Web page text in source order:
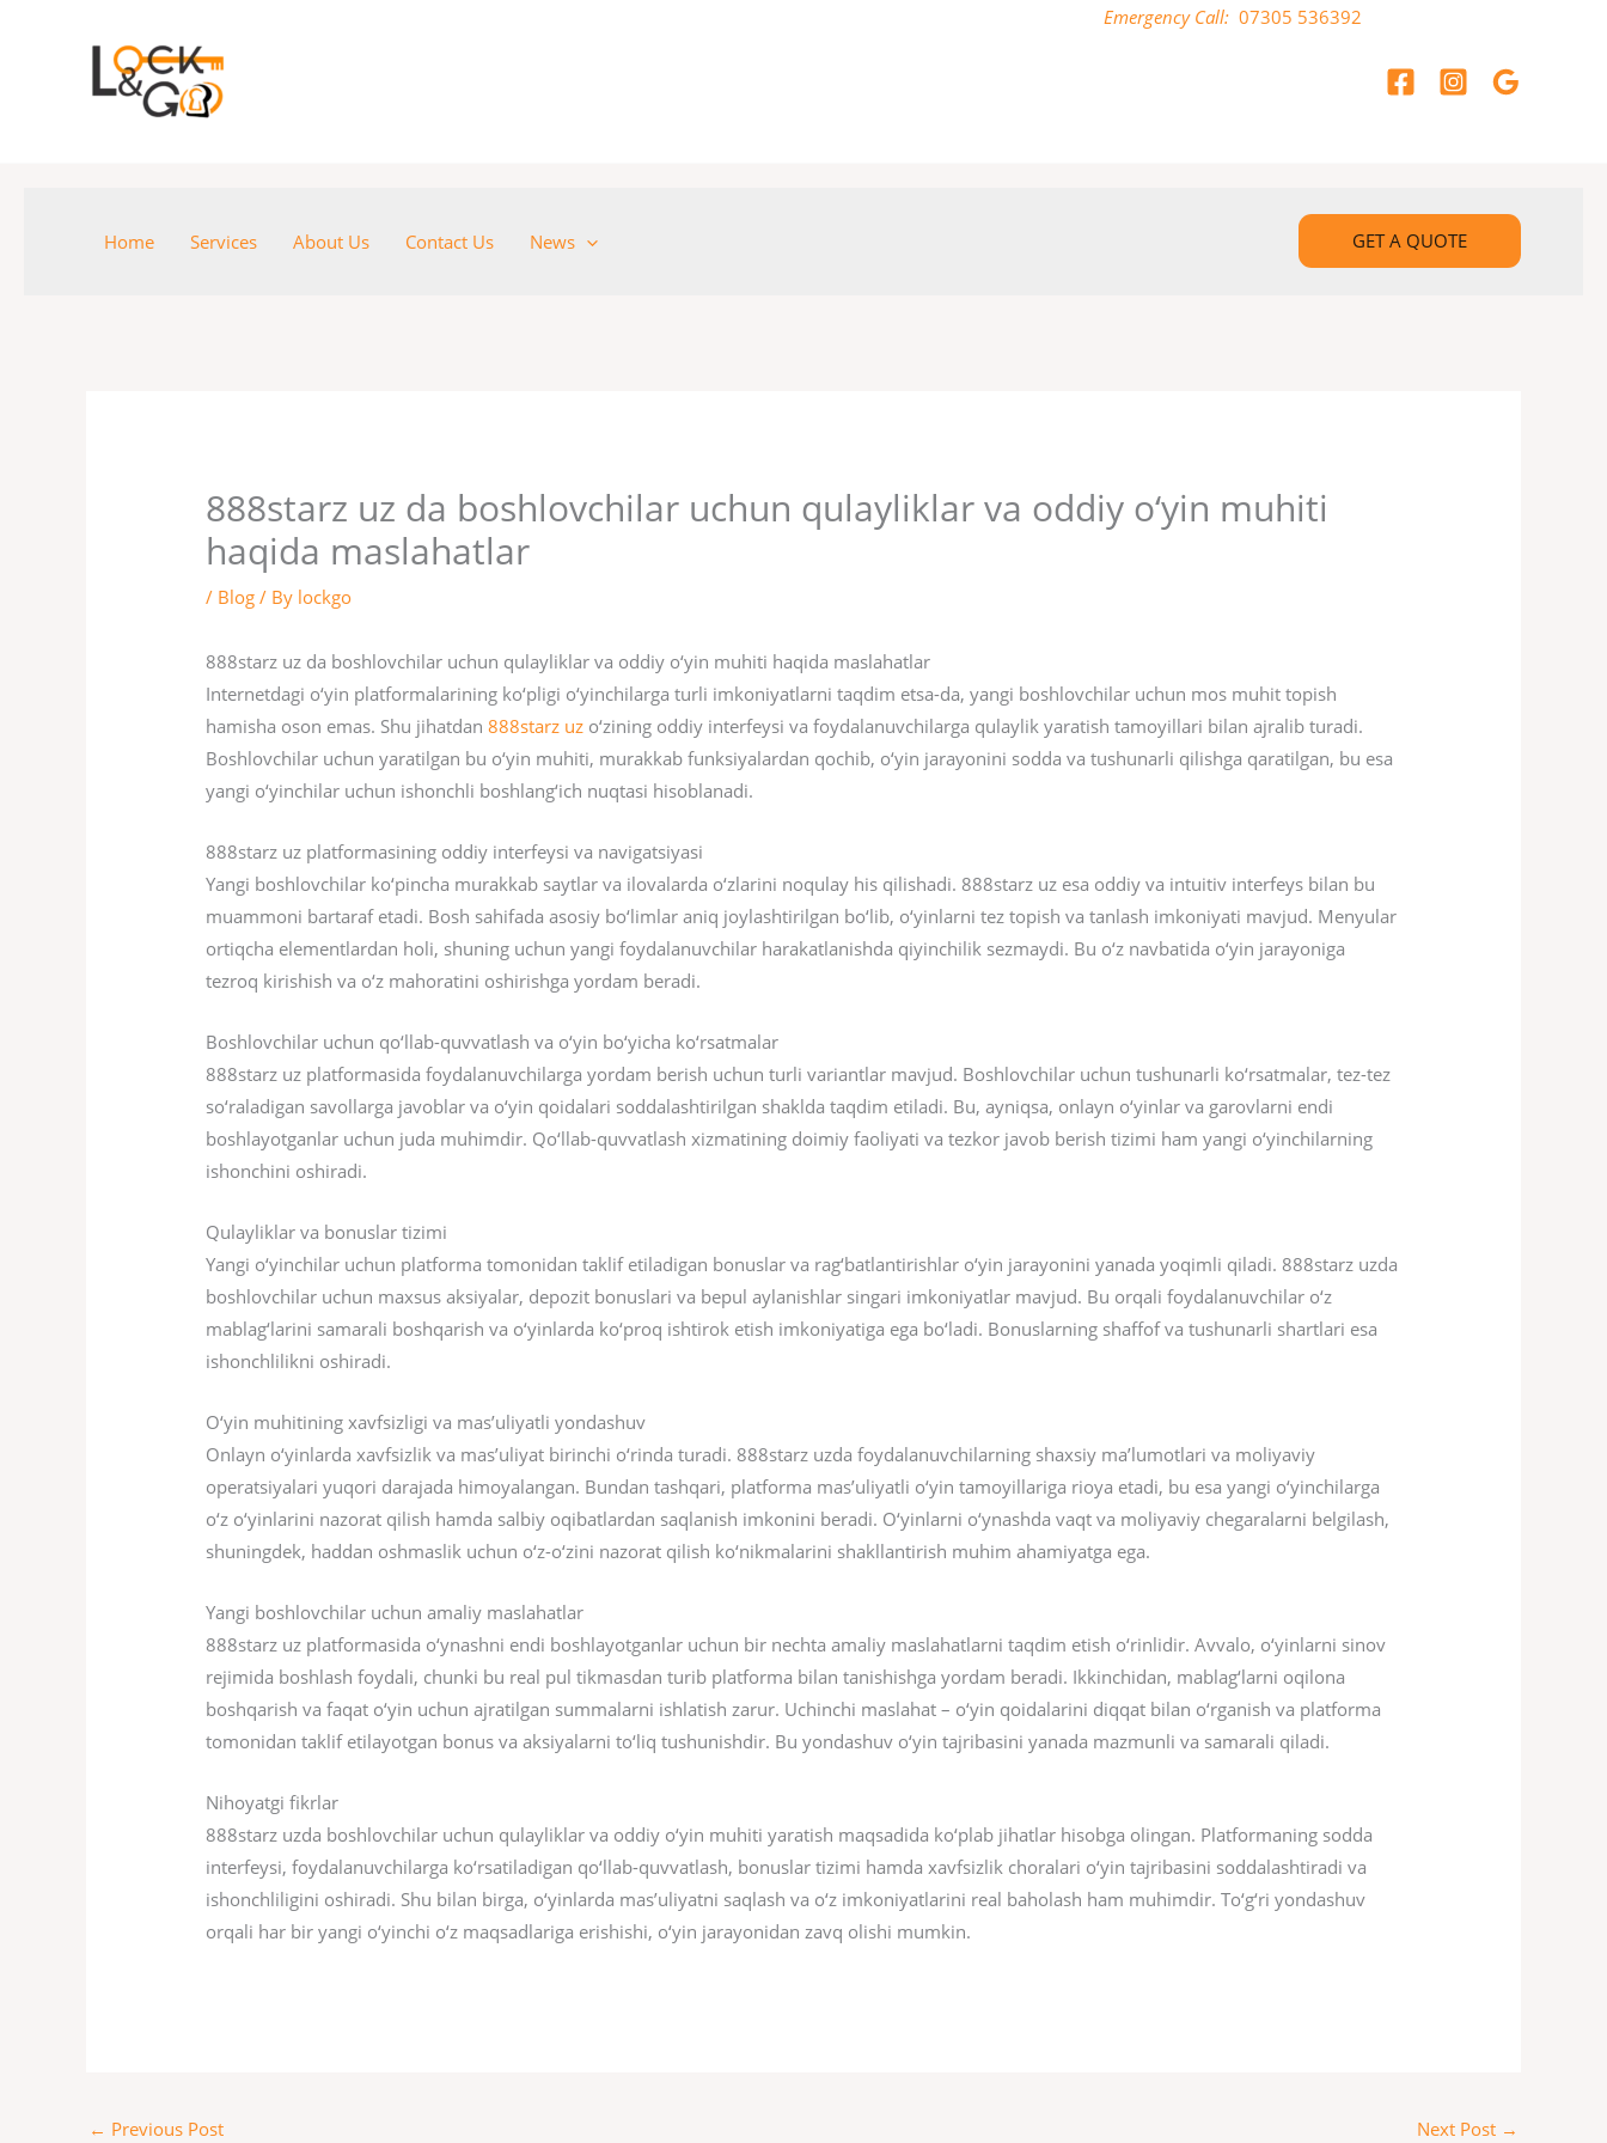
Emergency Call: 07305 536392
Home Services About Us Contact Us News GET A QUOTE
888starz uz da boshlovchilar uchun qulayliklar va oddiy o‘yin muhiti
haqida maslahatlar
/ Blog / By lockgo
888starz uz da boshlovchilar uchun qulayliklar va oddiy o‘yin muhiti haqida maslahatlar
Internetdagi o‘yin platformalarining ko‘pligi o‘yinchilarga turli imkoniyatlarni taqdim etsa-da, yangi boshlovchilar uchun mos muhit topish
hamisha oson emas. Shu jihatdan888starz uz o‘zining oddiy interfeysi va foydalanuvchilarga qulaylik yaratish tamoyillari bilan ajralib turadi.
Boshlovchilar uchun yaratilgan bu o‘yin muhiti, murakkab funksiyalardan qochib, o‘yin jarayonini sodda va tushunarli qilishga qaratilgan, bu esa
yangi o‘yinchilar uchun ishonchli boshlang‘ich nuqtasi hisoblanadi.
888starz uz platformasining oddiy interfeysi va navigatsiyasi
Yangi boshlovchilar ko‘pincha murakkab saytlar va ilovalarda o‘zlarini noqulay his qilishadi. 888starz uz esa oddiy va intuitiv interfeys bilan bu
muammoni bartaraf etadi. Bosh sahifada asosiy bo‘limlar aniq joylashtirilgan bo‘lib, o‘yinlarni tez topish va tanlash imkoniyati mavjud. Menyular
ortiqcha elementlardan holi, shuning uchun yangi foydalanuvchilar harakatlanishda qiyinchilik sezmaydi. Bu o‘z navbatida o‘yin jarayoniga
tezroq kirishish va o‘z mahoratini oshirishga yordam beradi.
Boshlovchilar uchun qo‘llab-quvvatlash va o‘yin bo‘yicha ko‘rsatmalar
888starz uz platformasida foydalanuvchilarga yordam berish uchun turli variantlar mavjud. Boshlovchilar uchun tushunarli ko‘rsatmalar, tez-tez
so‘raladigan savollarga javoblar va o‘yin qoidalari soddalashtirilgan shaklda taqdim etiladi. Bu, ayniqsa, onlayn o‘yinlar va garovlarni endi
boshlayotganlar uchun juda muhimdir. Qo‘llab-quvvatlash xizmatining doimiy faoliyati va tezkor javob berish tizimi ham yangi o‘yinchilarning
ishonchini oshiradi.
Qulayliklar va bonuslar tizimi
Yangi o‘yinchilar uchun platforma tomonidan taklif etiladigan bonuslar va rag‘batlantirishlar o‘yin jarayonini yanada yoqimli qiladi. 888starz uzda
boshlovchilar uchun maxsus aksiyalar, depozit bonuslari va bepul aylanishlar singari imkoniyatlar mavjud. Bu orqali foydalanuvchilar o‘z
mablag‘larini samarali boshqarish va o‘yinlarda ko‘proq ishtirok etish imkoniyatiga ega bo‘ladi. Bonuslarning shaffof va tushunarli shartlari esa
ishonchlilikni oshiradi.
O‘yin muhitining xavfsizligi va mas’uliyatli yondashuv
Onlayn o‘yinlarda xavfsizlik va mas’uliyat birinchi o‘rinda turadi. 888starz uzda foydalanuvchilarning shaxsiy ma’lumotlari va moliyaviy
operatsiyalari yuqori darajada himoyalangan. Bundan tashqari, platforma mas’uliyatli o‘yin tamoyillariga rioya etadi, bu esa yangi o‘yinchilarga
o‘z o‘yinlarini nazorat qilish hamda salbiy oqibatlardan saqlanish imkonini beradi. O‘yinlarni o‘ynashda vaqt va moliyaviy chegaralarni belgilash,
shuningdek, haddan oshmaslik uchun o‘z-o‘zini nazorat qilish ko‘nikmalarini shakllantirish muhim ahamiyatga ega.
Yangi boshlovchilar uchun amaliy maslahatlar
888starz uz platformasida o‘ynashni endi boshlayotganlar uchun bir nechta amaliy maslahatlarni taqdim etish o‘rinlidir. Avvalo, o‘yinlarni sinov
rejimida boshlash foydali, chunki bu real pul tikmasdan turib platforma bilan tanishishga yordam beradi. Ikkinchidan, mablag‘larni oqilona
boshqarish va faqat o‘yin uchun ajratilgan summalarni ishlatish zarur. Uchinchi maslahat – o‘yin qoidalarini diqqat bilan o‘rganish va platforma
tomonidan taklif etilayotgan bonus va aksiyalarni to‘liq tushunishdir. Bu yondashuv o‘yin tajribasini yanada mazmunli va samarali qiladi.
Nihoyatgi fikrlar
888starz uzda boshlovchilar uchun qulayliklar va oddiy o‘yin muhiti yaratish maqsadida ko‘plab jihatlar hisobga olingan. Platformaning sodda
interfeysi, foydalanuvchilarga ko‘rsatiladigan qo‘llab-quvvatlash, bonuslar tizimi hamda xavfsizlik choralari o‘yin tajribasini soddalashtiradi va
ishonchliligini oshiradi. Shu bilan birga, o‘yinlarda mas’uliyatni saqlash va o‘z imkoniyatlarini real baholash ham muhimdir. To‘g‘ri yondashuv
orqali har bir yangi o‘yinchi o‘z maqsadlariga erishishi, o‘yin jarayonidan zavq olishi mumkin.
← Previous Post Next Post →